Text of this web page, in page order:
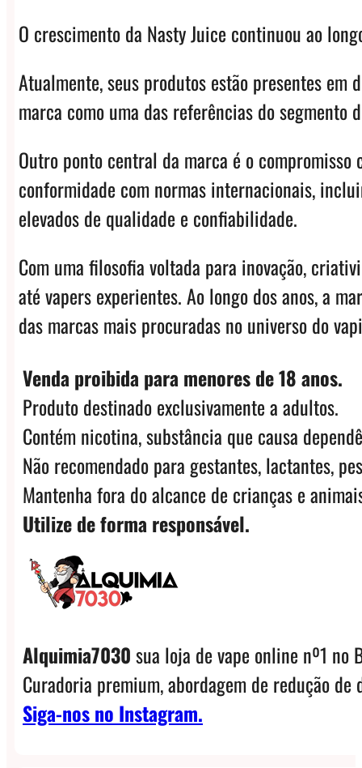
O crescimento da Nasty Juice continuou ao
Atualmente, seus produtos estão presentes
marca como uma das referências do segmento
Outro ponto central da marca é o
conformidade com normas internacionais,
elevados de qualidade e confiabilidade.
Com uma filosofia voltada para inovação,
até vapers experientes. Ao longo dos anos, a
das marcas mais procuradas no universo do
Venda proibida para menores de 18 anos.
Produto destinado exclusivamente a adultos.
Contém nicotina, substância que causa
Não recomendado para gestantes, lactantes,
Mantenha fora do alcance de crianças e
Utilize de forma responsável.
Alquimia7030sua loja de vape online nº1 no
Curadoria premium, abordagem de redução
Siga-nos no Instagram.